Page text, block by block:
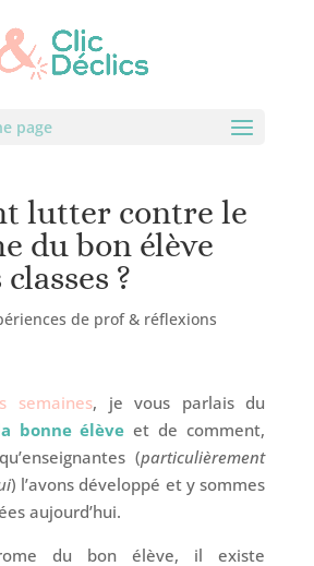
page
lutter contre le
du bon élève
?
de prof & réflexions
semaines, je vous parlais du
bonne élève et de comment,
(particulièrement
) l’avons développé et y sommes
aujourd’hui.
du bon élève, il existe